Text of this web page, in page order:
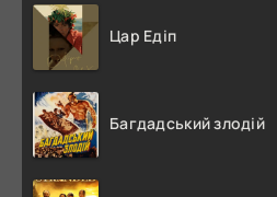
Цар Едіп
Багдадський злодій